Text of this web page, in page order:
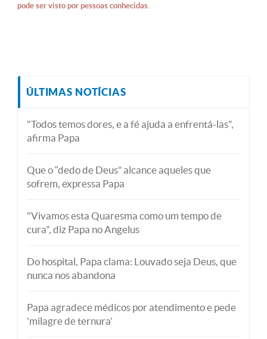
pode ser visto por pessoas conhecidas.
ÚLTIMAS NOTÍCIAS
"Todos temos dores, e a fé ajuda a enfrentá-las",
afirma Papa
Que o “dedo de Deus” alcance aqueles que
sofrem, expressa Papa
"Vivamos esta Quaresma como um tempo de
cura", diz Papa no Angelus
Do hospital, Papa clama: Louvado seja Deus, que
nunca nos abandona
Papa agradece médicos por atendimento e pede
'milagre de ternura'